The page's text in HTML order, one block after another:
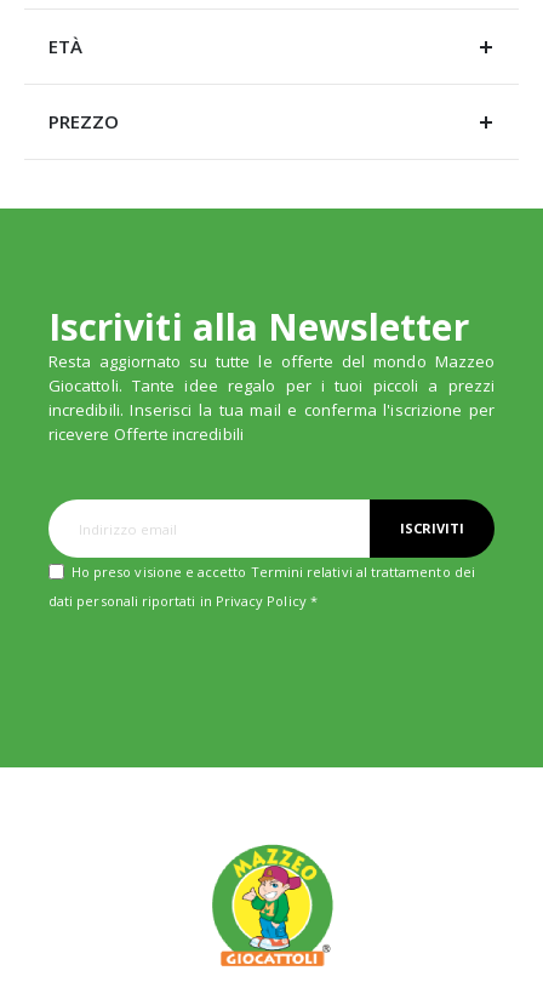
ETÀ
PREZZO
Iscriviti alla Newsletter
Resta aggiornato su tutte le offerte del mondo Mazzeo
Giocattoli. Tante idee regalo per i tuoi piccoli a prezzi
incredibili. Inserisci la tua mail e conferma l'iscrizione per
ricevere Offerte incredibili
ISCRIVITI
Ho preso visione e accetto Termini relativi al trattamento dei
dati personali riportati in Privacy Policy*